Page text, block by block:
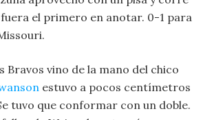
fuera el primero en anotar. 0-1 para
Bravos vino de la mano del chico
estuvo a pocos centímetros
tuvo que conformar con un doble.